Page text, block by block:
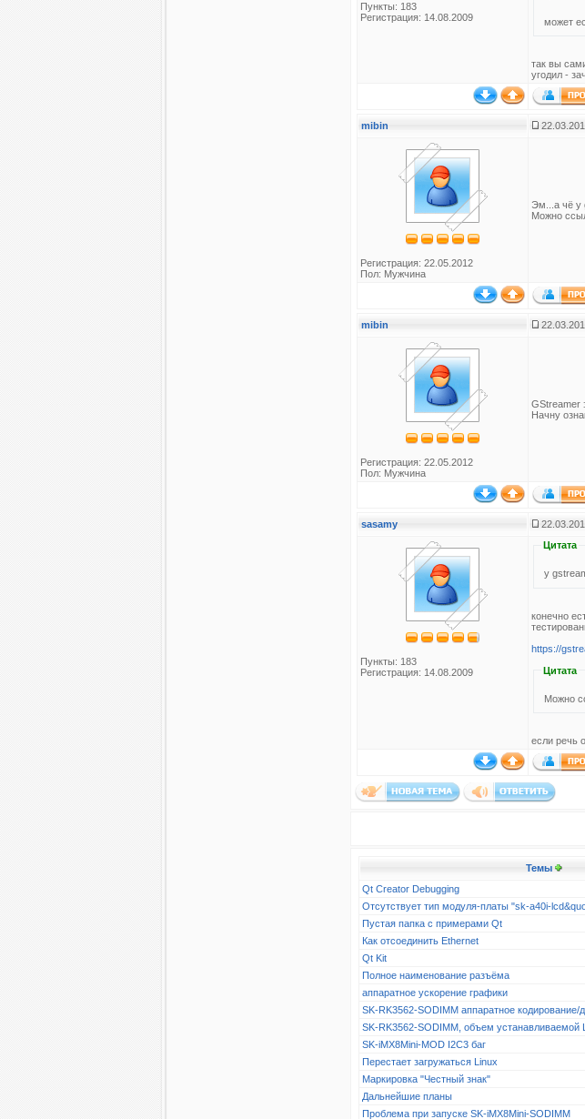
Пункты: 183
Регистрация: 14.08.2009
может
так вы
угодил -
mibin
Регистрация: 22.05.2012
Пол: Мужчина
Эм...а чё у
Можно
mibin
Регистрация: 22.05.2012
Пол: Мужчина
GStreamer
Начну
sasamy
Пункты: 183
Регистрация: 14.08.2009
Цитата
у
конечно
https://
Цитата
Можно
если речь
Темы
Qt Creator Debugging
Отсутствует тип модуля-платы "sk-a40i-
Пустая папка с примерами Qt
Как отсоединить Ethernet
Qt Kit
Полное наименование разъёма
аппаратное ускорение графики
SK-RK3562-SODIMM аппаратное кодирование/
SK-RK3562-SODIMM, объем устанавливаемой
SK-iMX8Mini-MOD I2C3 баг
Перестает загружаться Linux
Маркировка "Честный знак"
Дальнейшие планы
Проблема при запуске SK-iMX8Mini-SODIMM